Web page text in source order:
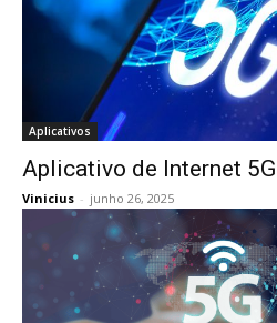
Aplicativos
Aplicativo de Internet
Vinicius - junho 26, 2025